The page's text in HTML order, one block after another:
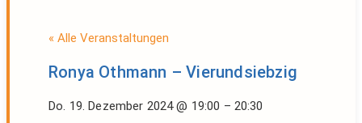
« Alle Veranstaltungen
Ronya Othmann – Vierundsiebzig
Do. 19. Dezember 2024@ 19:00 – 20:30